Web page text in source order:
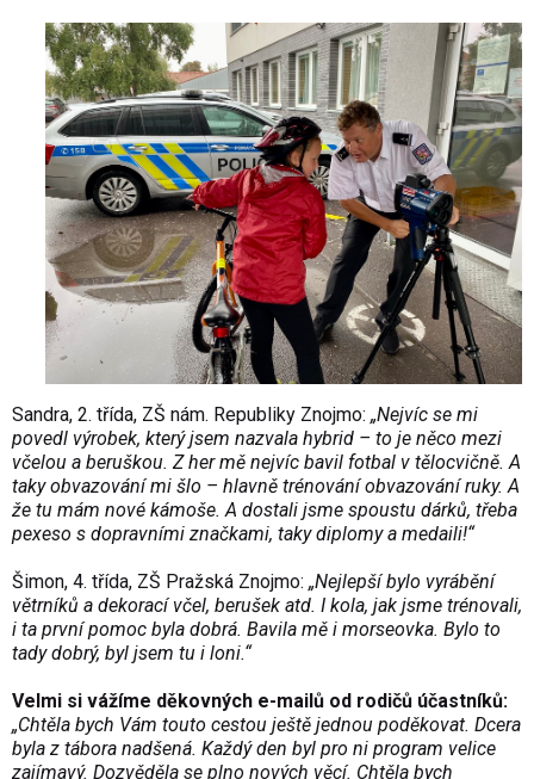
Sandra, 2. třída, ZŠ nám. Republiky Znojmo: „Nejvíc se mi
povedl výrobek, který jsem nazvala hybrid – to je něco mezi
včelou a beruškou. Z her mě nejvíc bavil fotbal v tělocvičně. A
taky obvazování mi šlo – hlavně trénování obvazování ruky. A
že tu mám nové kámoše. A dostali jsme spoustu dárků, třeba
pexeso s dopravními značkami, taky diplomy a medaili!“
Šimon, 4. třída, ZŠ Pražská Znojmo: „Nejlepší bylo vyrábění
větrníků a dekorací včel, berušek atd. I kola, jak jsme trénovali,
i ta první pomoc byla dobrá. Bavila mě i morseovka. Bylo to
tady dobrý, byl jsem tu i loni.“
Velmi si vážíme děkovných e-mailů od rodičů účastníků:
„Chtěla bych Vám touto cestou ještě jednou poděkovat. Dcera
byla z tábora nadšená. Každý den byl pro ni program velice
zajímavý. Dozvěděla se plno nových věcí. Chtěla bych